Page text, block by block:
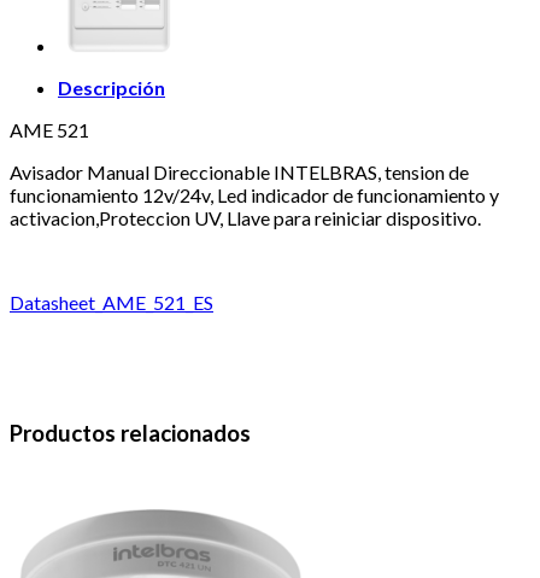
Descripción
AME 521
Avisador Manual Direccionable INTELBRAS, tension de
funcionamiento 12v/24v, Led indicador de funcionamiento y
activacion,Proteccion UV, Llave para reiniciar dispositivo.
Datasheet_AME_521_ES
Productos relacionados